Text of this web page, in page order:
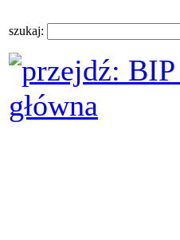
szukaj: